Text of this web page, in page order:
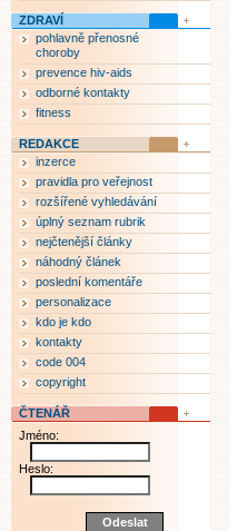
ZDRAVÍ
pohlavně přenosné
choroby
prevence hiv-aids
odborné kontakty
fitness
REDAKCE
inzerce
pravidla pro veřejnost
rozšířené vyhledávání
úplný seznam rubrik
nejčtenější články
náhodný článek
poslední komentáře
personalizace
kdo je kdo
kontakty
code 004
copyright
ČTENÁŘ
Jméno:
Heslo: